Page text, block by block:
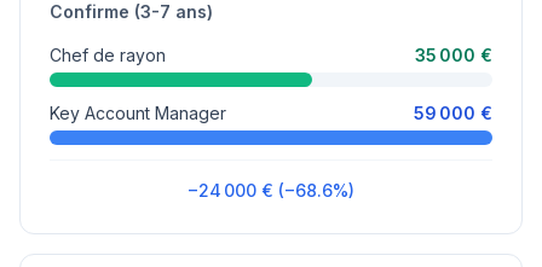
Confirme (3-7 ans)
Chef de rayon 35 000 €
Key Account Manager 59 000 €
−24 000 € (−68.6%)